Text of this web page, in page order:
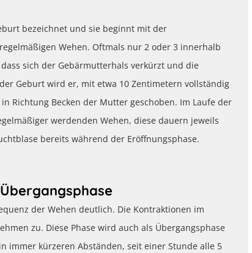
bezeichnet und sie beginnt mit der
Wehen. Oftmals nur 2 oder 3 innerhalb
sich der Gebärmutterhals verkürzt und die
Geburt wird er, mit etwa 10 Zentimetern vollständig
Richtung Becken der Mutter geschoben. Im Laufe der
werdenden Wehen, diese dauern jeweils
bereits während der Eröffnungsphase.
der Wehen deutlich. Die Kontraktionen im
zu. Diese Phase wird auch als Übergangsphase
immer kürzeren Abständen, seit einer Stunde alle 5